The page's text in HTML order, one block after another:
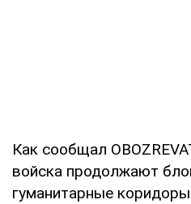
Как сообщал
войска продолжают
гуманитарные